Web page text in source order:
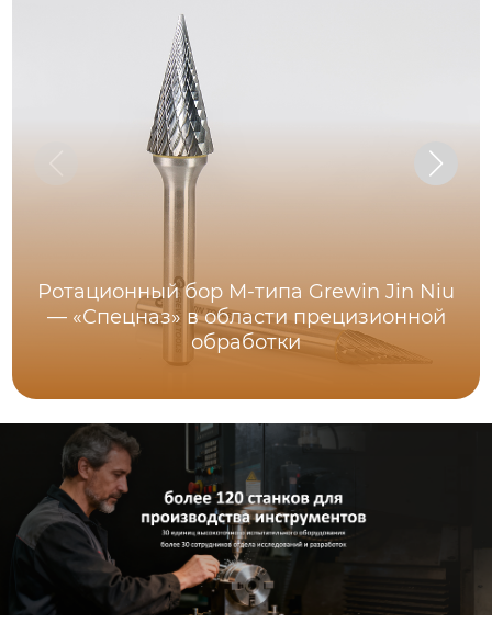
Ротационный бор M-типа Grewin Jin Niu
— «Спецназ» в области прецизионной
обработки